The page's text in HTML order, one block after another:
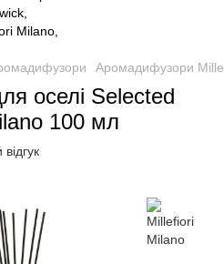
Аромадифузори
оселі Selected
100 мл